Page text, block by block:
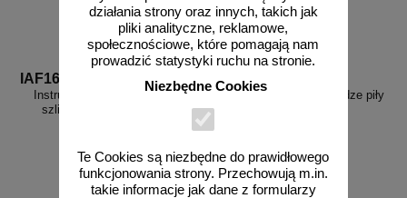
działania strony oraz innych, takich jak
pliki analityczne, reklamowe,
społecznościowe, które pomagają nam
prowadzić statystyki ruchu na stronie.
Niezbędne Cookies
Te Cookies są niezbędne do prawidłowego
funkcjonowania strony. Przechowują m.in.
takie informacje jak dane z formularzy
IAF16
Instrukcja BHP przy obsłudze
szlifierki tarczowej - IAF16
IAF02
Instrukcja BHP przy obsłudze piły